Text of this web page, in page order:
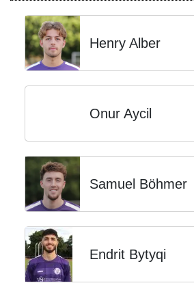
Henry Alber
Onur Aycil
Samuel Böhmer
Endrit Bytyqi